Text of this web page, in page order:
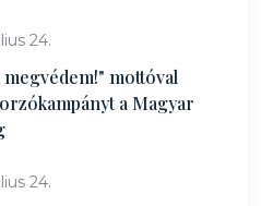
24.
mottóval
a Magyar
24.